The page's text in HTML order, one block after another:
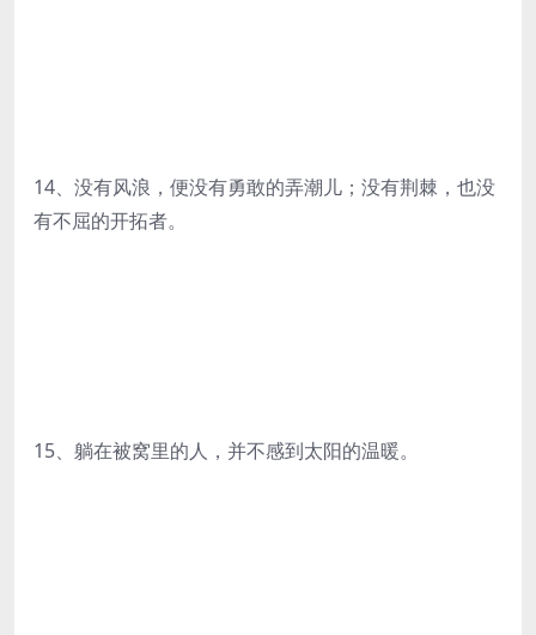
14、没有风浪，便没有勇敢的弄潮儿；没有荆棘，也没
有不屈的开拓者。
15、躺在被窝里的人，并不感到太阳的温暖。